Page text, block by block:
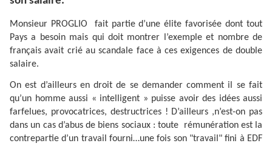
Monsieur PROGLIO
fait partie d’une élite favorisée dont tout
Pays a besoin mais qui doit montrer l’exemple et nombre de
français avait crié au scandale face à ces exigences de double
salaire.
On est d’ailleurs en droit de se demander comment il se fait
qu’un homme aussi « intelligent » puisse avoir des idées aussi
farfelues, provocatrices, destructrices ! D’ailleurs ,n’est-on pas
dans un cas d’abus de biens sociaux : toute
rémunération est la
contrepartie d’un travail fourni…une fois son "travail" fini à EDF